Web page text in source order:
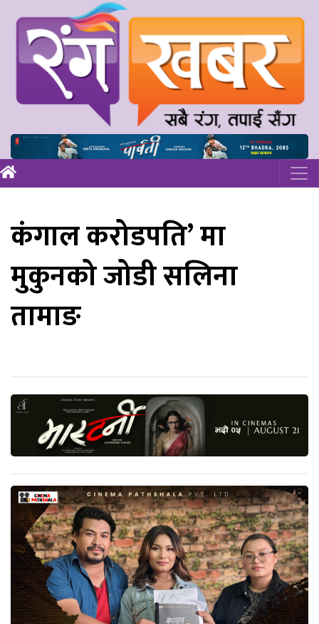
कंगाल करोडपति’ मा
मुकुनको जोडी सलिना
तामाङ